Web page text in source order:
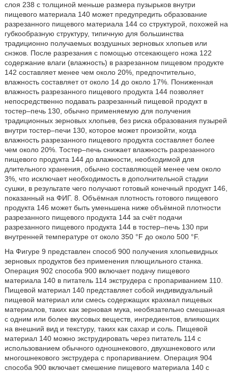
слоя 238 с толщиной меньше размера пузырьков внутри
пищевого материала 140 может предупредить образование
разрезанного пищевого материала 144 со структурой, похожей на
губкообразную структуру, типичную для большинства
традиционно получаемых воздушных зерновых хлопьев или
снэков. После разрезания с помощью отсекающего ножа 122
содержание влаги (влажность) в разрезанном пищевом продукте
142 составляет менее чем около 20%, предпочтительно,
влажность составляет от около 14 до около 17%. Пониженная
влажность разрезанного пищевого продукта 144 позволяет
непосредственно подавать разрезанный пищевой продукт в
тостер–печь 130, обычно применяемую для получения
традиционных зерновых хлопьев, без риска образования пузырей
внутри тостер–печи 130, которое может произойти, когда
влажность разрезанного пищевого продукта составляет более
чем около 20%. Тостер–печь снижает влажность разрезанного
пищевого продукта 144 до влажности, необходимой для
длительного хранения, обычно составляющей менее чем около
3%, что исключает необходимость в дополнительной стадии
сушки, в результате чего получают готовый конечный продукт 146,
показанный на ФИГ. 8. Объёмная плотность готового пищевого
продукта 146 может быть уменьшена ниже объёмной плотности
разрезанного пищевого продукта 144 за счёт подачи
разрезанного пищевого продукта 144 в тостер–печь 130 при
внутренней температуре от около 350 °F до около 500 °F.
На Фигуре 9 представлен способ 900 получения хлопьевидных
зерновых продуктов без применения плющильного станка.
Операция 902 способа 900 включает подачу пищевого
материала 140 в питатель 114 экструдера с пропариванием 110.
Пищевой материал 140 представляет собой индивидуальный
пищевой материал или смесь содержащих крахмал пищевых
материалов, таких как зерновая мука, необязательно смешанная
с одним или более вкусовых веществ, ингредиентов, влияющих
на внешний вид и текстуру, таких как сахар и соль. Пищевой
материал 140 можно экструдировать через питатель 114 с
использованием обычного одношнекового, двухшнекового или
многошнекового экструдера с пропариванием. Операция 904
способа 900 включает смешение пищевого материала 140 с